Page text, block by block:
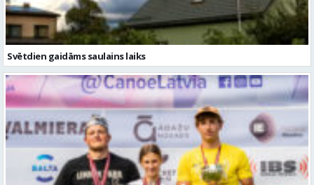
Svētdien gaidāms saulains laiks